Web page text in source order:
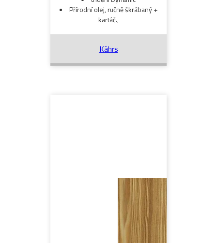
Přírodní olej, ručně škrábaný +
kartáč.,
Kährs